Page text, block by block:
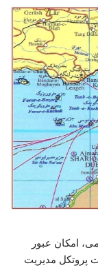
امکان عبور
پروتکل مدیریت